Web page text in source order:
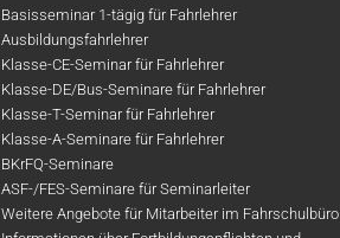
Basisseminar 1-tägig für Fahrlehrer
Ausbildungsfahrlehrer
Klasse-CE-Seminar für Fahrlehrer
Klasse-DE/Bus-Seminare für Fahrlehrer
Klasse-T-Seminar für Fahrlehrer
Klasse-A-Seminare für Fahrlehrer
BKrFQ-Seminare
ASF-/FES-Seminare für Seminarleiter
Weitere Angebote für Mitarbeiter im Fahrschulbüro